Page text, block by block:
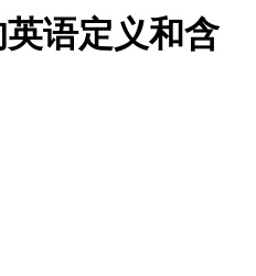
英语定义和含